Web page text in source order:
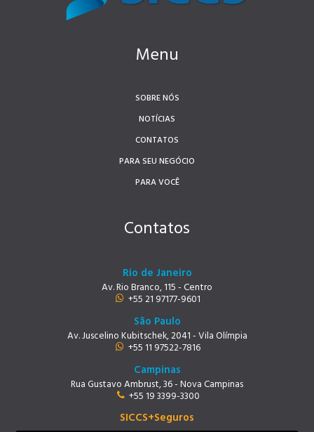
Menu
SOBRE NÓS
NOTÍCIAS
CONTATOS
PARA SEU NEGÓCIO
PARA VOCÊ
Contatos
Rio de Janeiro
Av. Rio Branco, 115 - Centro
+55 21 97177-9601
São Paulo
Av. Juscelino Kubitschek, 2041 - Vila Olímpia
+55 11 97522-7816
Campinas
Rua Gustavo Ambrust, 36 - Nova Campinas
+55 19 3399-3300
SICCS+Seguros